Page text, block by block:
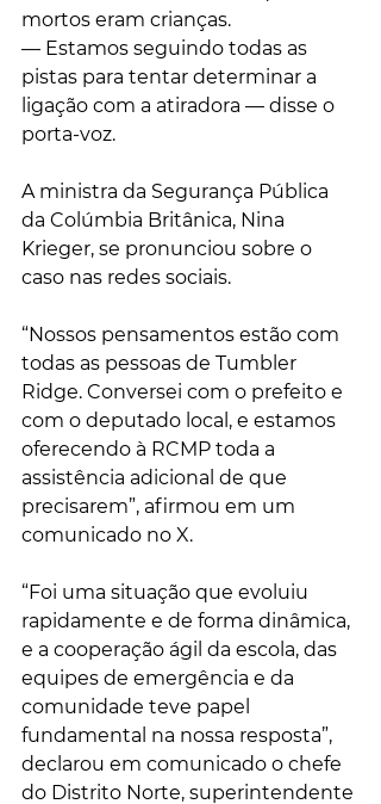
mortos eram crianças.
— Estamos seguindo todas as
pistas para tentar determinar a
ligação com a atiradora — disse o
porta-voz.
A ministra da Segurança Pública
da Colúmbia Britânica, Nina
Krieger, se pronunciou sobre o
caso nas redes sociais.
“Nossos pensamentos estão com
todas as pessoas de Tumbler
Ridge. Conversei com o prefeito e
com o deputado local, e estamos
oferecendo à RCMP toda a
assistência adicional de que
precisarem”, afirmou em um
comunicado no X.
“Foi uma situação que evoluiu
rapidamente e de forma dinâmica,
e a cooperação ágil da escola, das
equipes de emergência e da
comunidade teve papel
fundamental na nossa resposta”,
declarou em comunicado o chefe
do Distrito Norte, superintendente